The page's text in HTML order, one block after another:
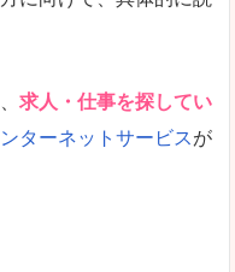
求人・仕事を探してい
ターネットサービスが